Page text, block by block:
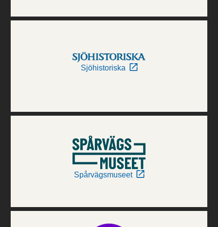
Sjöhistoriska
Spårvägsmuseet